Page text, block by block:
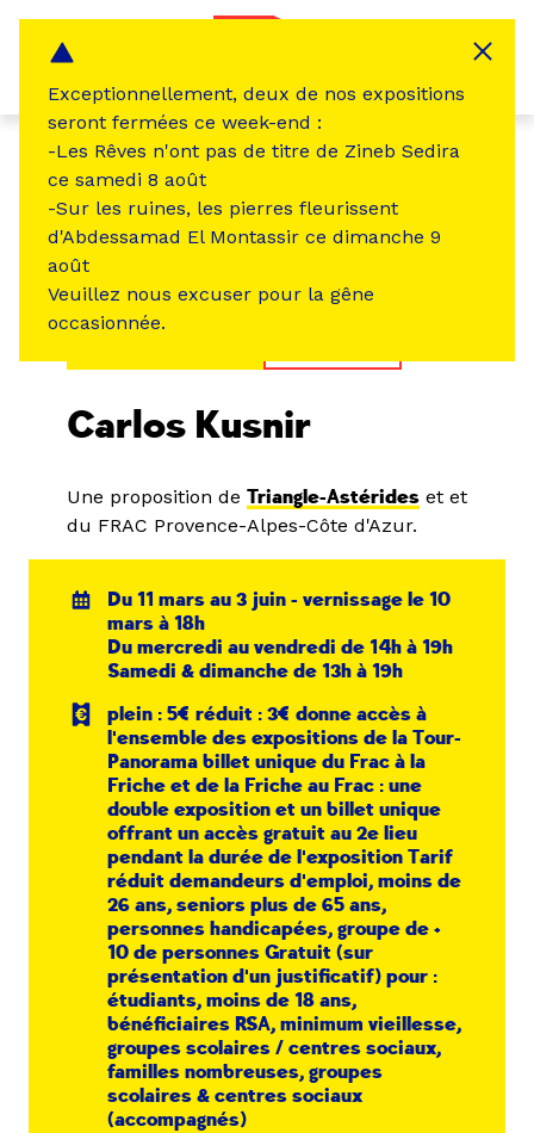
Carlos Kusnir
Une proposition de Triangle-Astérides et et
du FRAC Provence-Alpes-Côte d'Azur.
Du 11 mars au 3 juin - vernissage le 10
mars à 18h
Du mercredi au vendredi de 14h à 19h
Samedi & dimanche de 13h à 19h
plein : 5€ réduit : 3€ donne accès à
l'ensemble des expositions de la Tour-
Panorama billet unique du Frac à la
Friche et de la Friche au Frac : une
double exposition et un billet unique
offrant un accès gratuit au 2e lieu
pendant la durée de l'exposition Tarif
réduit demandeurs d'emploi, moins de
26 ans, seniors plus de 65 ans,
personnes handicapées, groupe de +
10 de personnes Gratuit (sur
présentation d'un justificatif) pour :
étudiants, moins de 18 ans,
bénéficiaires RSA, minimum vieillesse,
groupes scolaires / centres sociaux,
familles nombreuses, groupes
scolaires & centres sociaux
(accompagnés)
Exceptionnellement, deux de nos expositions
seront fermées ce week-end :
-Les Rêves n'ont pas de titre de Zineb Sedira
ce samedi 8 août
-Sur les ruines, les pierres fleurissent
d'Abdessamad El Montassir ce dimanche 9
août
Veuillez nous excuser pour la gêne
occasionnée.
Panneau de gestion des cookies